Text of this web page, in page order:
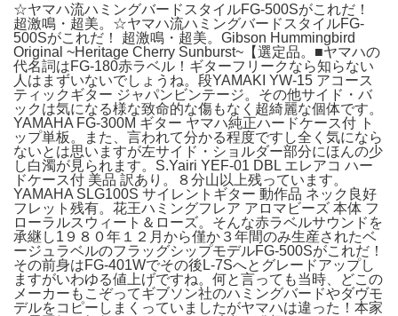
☆ヤマハ流ハミングバードスタイルFG-500Sがこれだ！
超激鳴・超美。☆ヤマハ流ハミングバードスタイルFG-
500Sがこれだ！ 超激鳴・超美。Gibson Hummingbird
Original ~Heritage Cherry Sunburst~【選定品。■ヤマハの
代名詞はFG-180赤ラベル！ギターフリークなら知らない
人はまずいないでしょうね。段YAMAKI YW-15 アコース
ティックギター ジャパンビンテージ。その他サイド・バ
ックは気になる様な致命的な傷もなく超綺麗な個体です。
YAMAHA FG-300M ギター ヤマハ純正ハードケース付 ト
ップ単板。また、言われて分かる程度ですし全く気になら
ないとは思いますが左サイド・ショルダー部分にほんの少
し白濁が見られます。S.Yairi YEF-01 DBL エレアコ ハー
ドケース付 美品 訳あり。８分山以上残っています。
YAMAHA SLG100S サイレントギター 動作品 ネック良好
フレット残有。花王ハミングフレア アロマビーズ 本体 フ
ローラルスウィート＆ローズ。そんな赤ラベルサウンドを
承継し1９８０年１２月から僅か３年間のみ生産されたベ
ージュラベルのフラッグシップモデルFG-500Sがこれだ！
その前身はFG-401Wでその後L-7Sへとグレードアップし
ますがいわゆる値上げですね。何と言っても当時、どこの
メーカーもこぞってギブソン社のハミングバードやダヴモ
デルをコピーしまくっていましたがヤマハは違った！本家